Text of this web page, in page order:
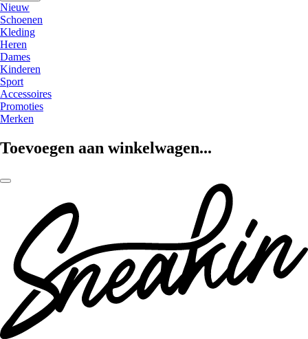
Nieuw
Schoenen
Kleding
Heren
Dames
Kinderen
Sport
Accessoires
Promoties
Merken
Toevoegen aan winkelwagen...